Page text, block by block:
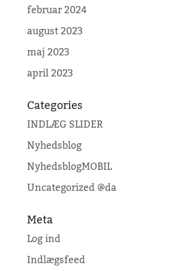
februar 2024
august 2023
maj 2023
april 2023
Categories
INDLÆG SLIDER
Nyhedsblog
NyhedsblogMOBIL
Uncategorized @da
Meta
Log ind
Indlægsfeed